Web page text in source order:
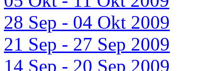
28 Sep - 04 Okt 2009
21 Sep - 27 Sep 2009
14 Sep - 20 Sep 2009